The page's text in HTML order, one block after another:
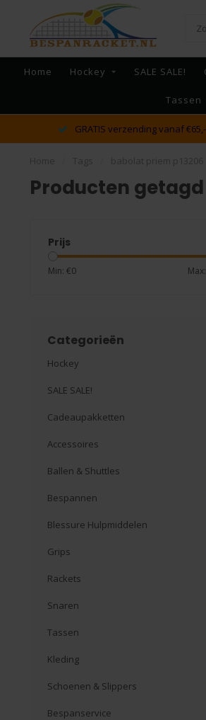
Home Hockey SALE SALE!
Tassen
GRATIS verzending vanaf
Producten
Prijs
Min: €0
Categorieën
Hockey
SALE SALE!
Cadeaupakketten
Accessoires
Ballen & Shuttles
Bespannen
Blessure Hulpmiddelen
Grips
Rackets
Snaren
Tassen
Kleding
Schoenen & Slippers
Bespanservice